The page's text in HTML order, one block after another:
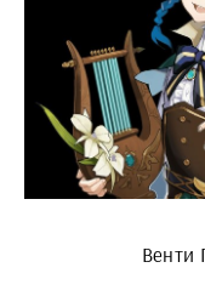
Венти